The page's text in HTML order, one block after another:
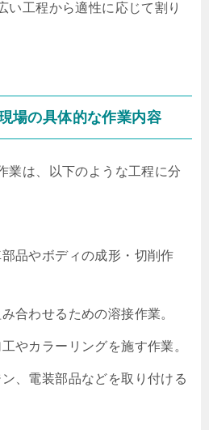
い工程から適性に応じて割り
場の具体的な作業内容
業は、以下のような工程に分
部品やボディの成形・切削作
合わせるための溶接作業。
やカラーリングを施す作業。
ン、電装部品などを取り付ける